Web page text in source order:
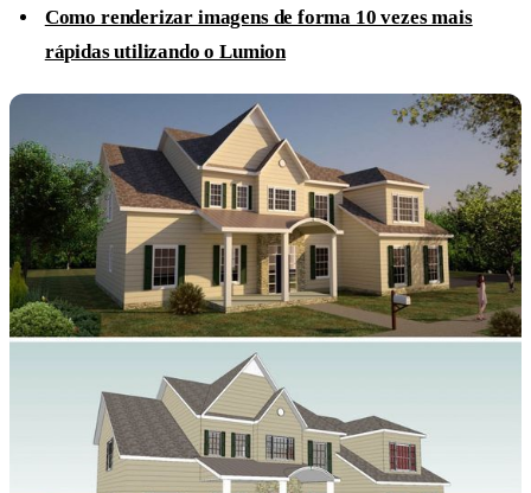
Como renderizar imagens de forma 10 vezes mais
rápidas utilizando o Lumion